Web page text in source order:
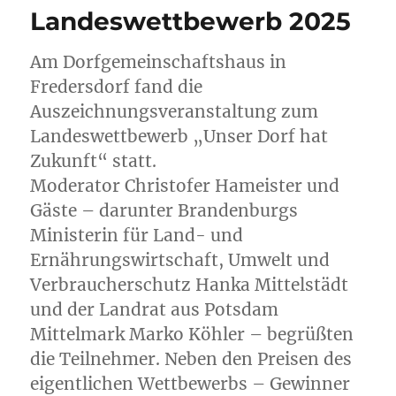
Landeswettbewerb 2025
Am Dorfgemeinschaftshaus in
Fredersdorf fand die
Auszeichnungsveranstaltung zum
Landeswettbewerb „Unser Dorf hat
Zukunft“ statt.
Moderator Christofer Hameister und
Gäste – darunter Brandenburgs
Ministerin für Land- und
Ernährungswirtschaft, Umwelt und
Verbraucherschutz Hanka Mittelstädt
und der Landrat aus Potsdam
Mittelmark Marko Köhler – begrüßten
die Teilnehmer. Neben den Preisen des
eigentlichen Wettbewerbs – Gewinner